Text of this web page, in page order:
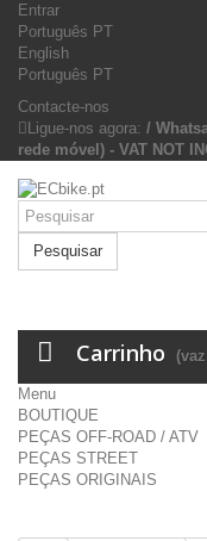
Entrar
Português PT
English
Português PT
Contacte-nos
Ligue-nos agora: /
rede móvel) - VAT NOT
Pesquisar
Carrinho
Menu
BOUTIQUE
PEÇAS OFF-ROAD / ATV
PEÇAS STREET
PEÇAS ORIGINAIS